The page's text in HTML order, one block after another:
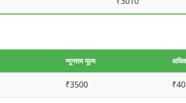
न्यूनतम मूल्य
₹3500